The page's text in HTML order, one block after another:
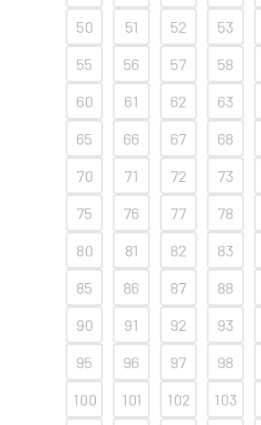
50
51 52 53
55
56 57 58
60
61 62 63
65
66 67 68
70
71 72 73
75
76 77 78
80
81 82 83
85
86 87 88
90
91 92 93
95
96 97 98
100
101 102 103